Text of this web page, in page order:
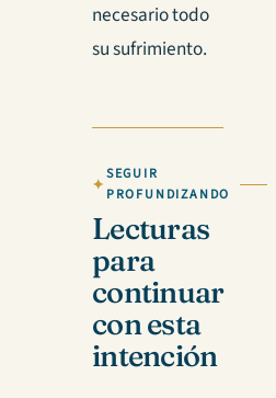
necesario todo
su sufrimiento.
SEGUIR
PROFUNDIZANDO
Lecturas
para
continuar
con esta
intención